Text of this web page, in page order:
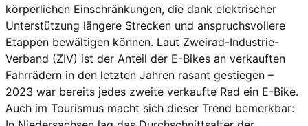
körperlichen Einschränkungen, die dank elektrischer
Unterstützung längere Strecken und anspruchsvollere
Etappen bewältigen können. Laut Zweirad-Industrie-
Verband (ZIV) ist der Anteil der E-Bikes an verkauften
Fahrrädern in den letzten Jahren rasant gestiegen –
2023 war bereits jedes zweite verkaufte Rad ein E-Bike.
Auch im Tourismus macht sich dieser Trend bemerkbar: